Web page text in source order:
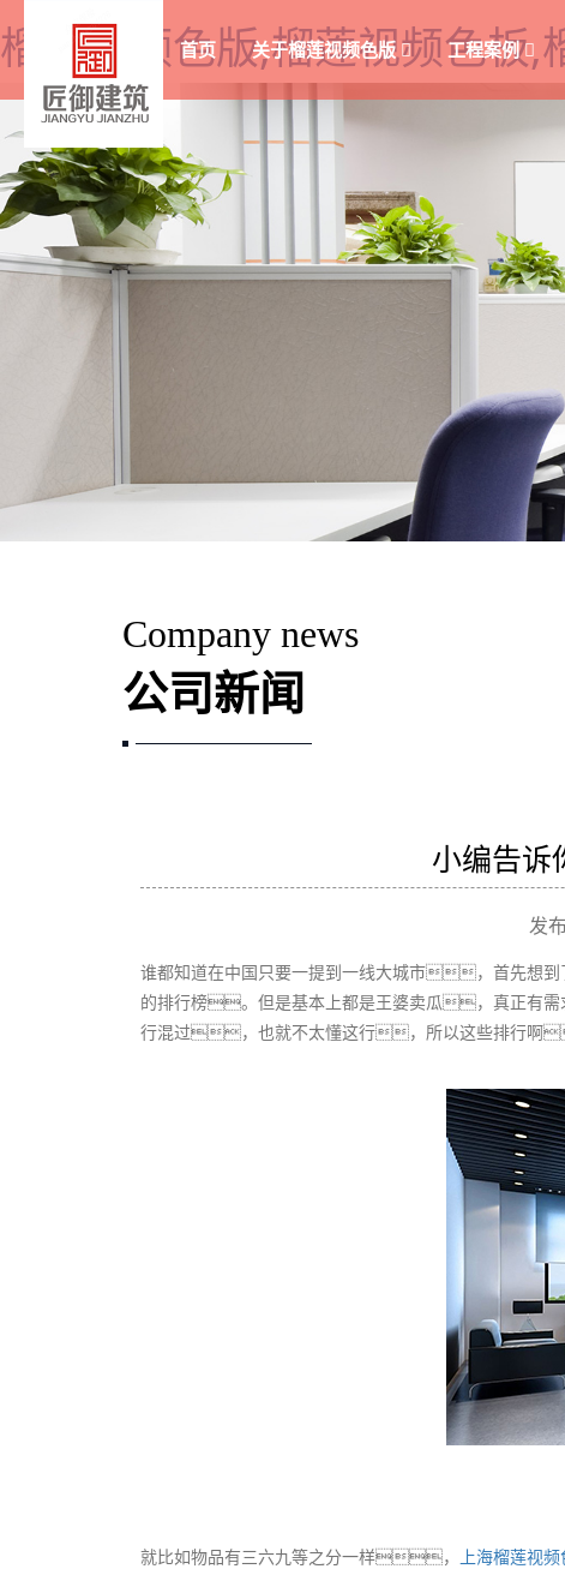
榴莲视频色版,榴莲视频色板,
首页 关于榴莲视频色版 工程案例
Company news
公司新闻
小编告诉
发
谁都知道在中国只要一提到一线大城市，首先想
的排行榜。但是基本上都是王婆卖瓜，真正有
行混过，也就不太懂这行，所以这些排行啊
就比如物品有三六九等之分一样， 上海榴莲视